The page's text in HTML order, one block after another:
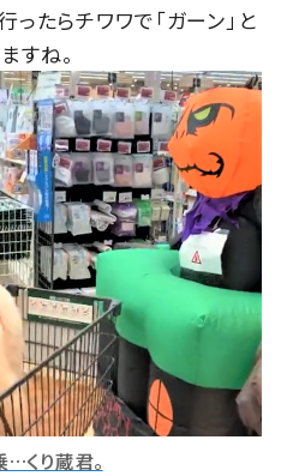
ったらチワワで「ガーン」と
すね。
…くり蔵君。